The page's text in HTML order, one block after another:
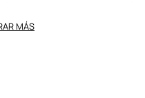
de manera natural el
MÁS